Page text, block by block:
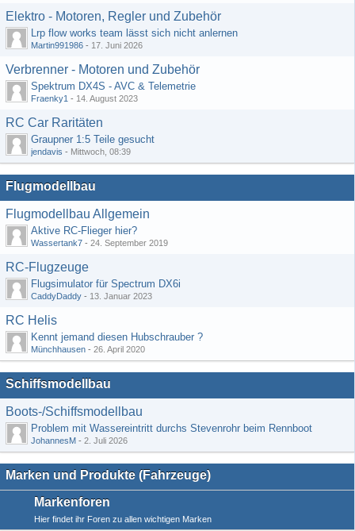
Elektro - Motoren, Regler und Zubehör
Lrp flow works team lässt sich nicht anlernen
Martin991986 - 17. Juni 2026
Verbrenner - Motoren und Zubehör
Spektrum DX4S - AVC & Telemetrie
Fraenky1 - 14. August 2023
RC Car Raritäten
Graupner 1:5 Teile gesucht
jendavis - Mittwoch, 08:39
Flugmodellbau
Flugmodellbau Allgemein
Aktive RC-Flieger hier?
Wassertank7 - 24. September 2019
RC-Flugzeuge
Flugsimulator für Spectrum DX6i
CaddyDaddy - 13. Januar 2023
RC Helis
Kennt jemand diesen Hubschrauber ?
Münchhausen - 26. April 2020
Schiffsmodellbau
Boots-/Schiffsmodellbau
Problem mit Wassereintritt durchs Stevenrohr beim Rennboot
JohannesM - 2. Juli 2026
Marken und Produkte (Fahrzeuge)
Markenforen
Hier findet ihr Foren zu allen wichtigen Marken